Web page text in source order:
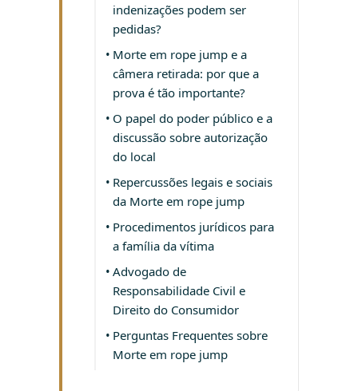
indenizações podem ser
pedidas?
Morte em rope jump e a
câmera retirada: por que a
prova é tão importante?
O papel do poder público e a
discussão sobre autorização
do local
Repercussões legais e sociais
da Morte em rope jump
Procedimentos jurídicos para
a família da vítima
Advogado de
Responsabilidade Civil e
Direito do Consumidor
Perguntas Frequentes sobre
Morte em rope jump